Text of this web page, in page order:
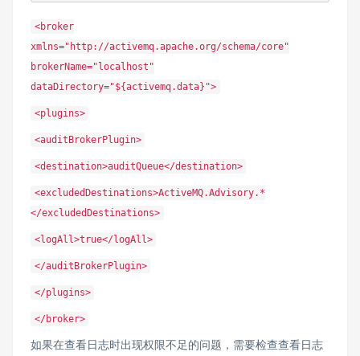
<broker
xmlns="http://activemq.apache.org/schema/core"
brokerName="localhost"
dataDirectory="${activemq.data}">
<plugins>
<auditBrokerPlugin>
<destination>auditQueue</destination>
<excludedDestinations>ActiveMQ.Advisory.*
</excludedDestinations>
<logAll>true</logAll>
</auditBrokerPlugin>
</plugins>
</broker>
如果在查看日志时出现权限不足的问题，需要检查查看日志